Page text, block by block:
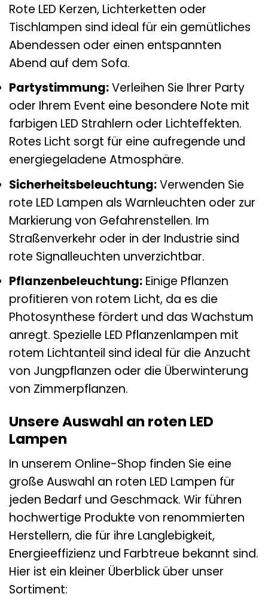
Rote LED Kerzen, Lichterketten oder
Tischlampen sind ideal für ein gemütliches
Abendessen oder einen entspannten
Abend auf dem Sofa.
Partystimmung:Verleihen Sie Ihrer Party
oder Ihrem Event eine besondere Note mit
farbigen LED Strahlern oder Lichteffekten.
Rotes Licht sorgt für eine aufregende und
energiegeladene Atmosphäre.
Sicherheitsbeleuchtung:Verwenden Sie
rote LED Lampen als Warnleuchten oder zur
Markierung von Gefahrenstellen. Im
Straßenverkehr oder in der Industrie sind
rote Signalleuchten unverzichtbar.
Pflanzenbeleuchtung: Einige Pflanzen
profitieren von rotem Licht, da es die
Photosynthese fördert und das Wachstum
anregt. Spezielle LED Pflanzenlampen mit
rotem Lichtanteil sind ideal für die Anzucht
von Jungpflanzen oder die Überwinterung
von Zimmerpflanzen.
Unsere Auswahl an roten LED
Lampen
In unserem Online-Shop finden Sie eine
große Auswahl an roten LED Lampen für
jeden Bedarf und Geschmack. Wir führen
hochwertige Produkte von renommierten
Herstellern, die für ihre Langlebigkeit,
Energieeffizienz und Farbtreue bekannt sind.
Hier ist ein kleiner Überblick über unser
Sortiment: